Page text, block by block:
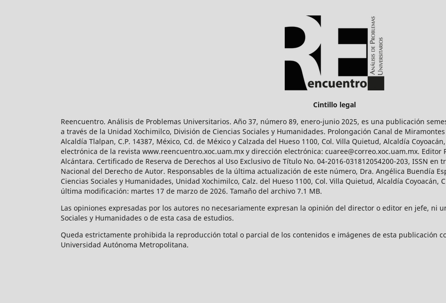
Cintillo legal
Reencuentro. Análisis de Problemas Universitarios. Año 37, número 89, enero-junio 2025, es una publicación
a través de la Unidad Xochimilco, División de Ciencias Sociales y Humanidades. Prolongación Canal de Miramontes
Alcaldía Tlalpan, C.P. 14387, México, Cd. de México y Calzada del Hueso 1100, Col. Villa Quietud, Alcaldía
electrónica de la revista www.reencuentro.xoc.uam.mx y dirección electrónica: cuaree@correo.xoc.uam.mx. Editor
Alcántara. Certificado de Reserva de Derechos al Uso Exclusivo de Título No. 04-2016-031812054200-203, ISSN
Nacional del Derecho de Autor. Responsables de la última actualización de este número, Dra. Angélica Buendía
Ciencias Sociales y Humanidades, Unidad Xochimilco, Calz. del Hueso 1100, Col. Villa Quietud, Alcaldía Coyoacán,
última modificación: martes 17 de marzo de 2026. Tamaño del archivo 7.1 MB.
Las opiniones expresadas por los autores no necesariamente expresan la opinión del director o editor en jefe, ni
Sociales y Humanidades o de esta casa de estudios.
Queda estrictamente prohibida la reproducción total o parcial de los contenidos e imágenes de esta publicación
Universidad Autónoma Metropolitana.